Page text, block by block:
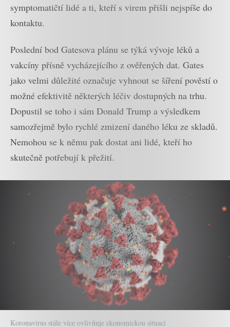
symptomatičtí lidé a ti, kteří s virem přišli nejspíše do
kontaktu.
Poslední bod Gatesova plánu se týká vývoje léků a
vakcíny přísně vycházejícího z ověřených dat. Gates
jako velmi důležité označuje vyhnout se šíření pověstí o
možné efektivitě některých léčiv dostupných na trhu.
Dopustil se toho i sám Donald Trump a výsledkem
samozřejmě bylo rychlé zmizení daného léku ze skladů.
Nemohou se k němu pak dostat ani lidé, kteří ho
skutečně potřebují k přežití.
Koronavirus stále více ovlivňuje ekonomickou situaci